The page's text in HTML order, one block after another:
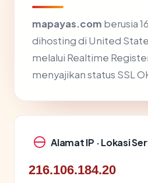
mapayas.com berusia
dihosting di United
melalui Realtime
menyajikan status SSL
Alamat IP · Lokasi
216.106.184.20